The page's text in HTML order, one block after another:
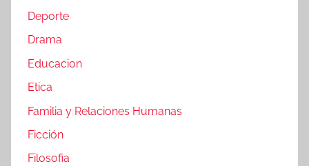
Deporte
Drama
Educacion
Etica
Familia y Relaciones Humanas
Ficción
Filosofia